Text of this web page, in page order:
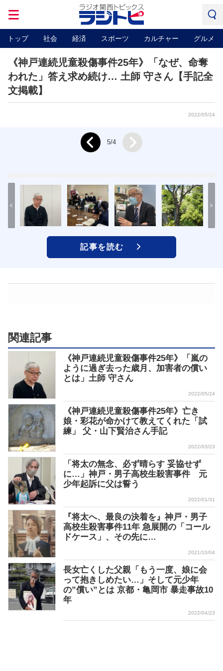
トップ 社会 経済 スポーツ カルチャー グルメ
《神戸連続児童殺傷事件25年》「なぜ、命奪
われた」答え求め続け… 土師 守さん【手記全
文掲載】
2022/05/24
Prev 5/4
記事を読む
関連記事
《神戸連続児童殺傷事件25年》「嵐の
ように過ぎ去った歳月、加害者の償い
とは」土師 守さん
2022/05/24
《神戸連続児童殺傷事件25年》亡き
娘・彩花が命かけて教えてくれた「試
練」 父・山下賢治さん手記
2022/03/23
「将太の無念、必ず晴らす 妥協せず
に…」神戸・男子高校生殺害事件 元
少年起訴に父は誓う
2022/01/31
『将太へ、最良の決着を』神戸・男子
高校生殺害事件11年 急展開の「コール
ドケース」、その先に…
2021/10/04
長女亡くした父親「もう一度、娘に会
って抱きしめたい…」そして元少年
の”償い”とは 京都・亀岡市 暴走事故10
年
2022/04/23